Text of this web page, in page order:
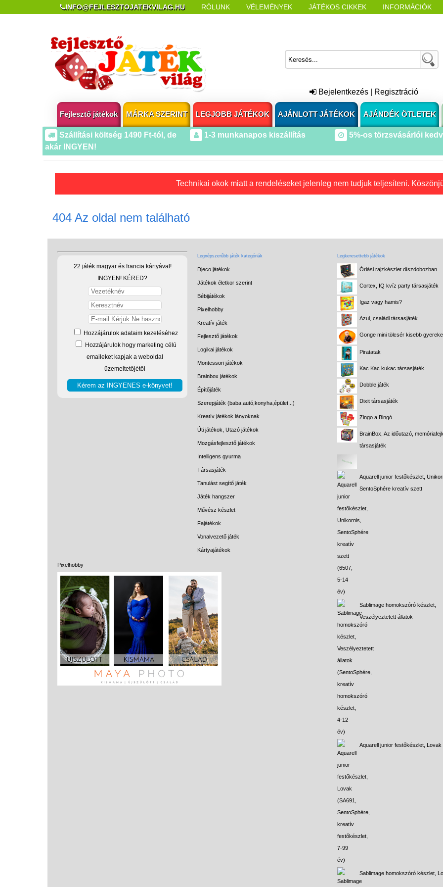
INFO@FEJLESZTOJATEKVILAG.HU RÓLUNK VÉLEMÉNYEK JÁTÉKOS CIKKEK INFORMÁCIÓK
Bejelentkezés Regisztráció
Fejlesztő játékok MÁRKA SZERINT LEGJOBB JÁTÉKOK AJÁNLOTT JÁTÉKOK AJÁNDÉK ÖTLETEK
Szállítási költség 1490 Ft-tól, de
akár INGYEN!
1-3 munkanapos kiszállítás 5%-os törzsvásárlói
Technikai okok miatt a rendeléseket jelenleg nem tudjuk teljesíteni.
404 Az oldal nem található
22 játék magyar és francia kártyával!
INGYEN! KÉRED?
Hozzájárulok adataim kezeléséhez
Hozzájárulok hogy marketing célú
emaileket kapjak a weboldal
üzemeltetőjétől
Pixelhobby
Legnépszerűbb játék kategóriák
Djeco játékok
Játékok életkor szerint
Bébijátékok
Pixelhobby
Kreatív játék
Fejlesztő játékok
Logikai játékok
Montessori játékok
Brainbox játékok
Építőjáték
Szerepjáték (baba,autó,konyha,épület,..)
Kreatív játékok lányoknak
Úti játékok, Utazó játékok
Mozgásfejlesztő játékok
Intelligens gyurma
Társasjáték
Tanulást segítő játék
Játék hangszer
Művész készlet
Fajátékok
Vonalvezető játék
Kártyajátékok
Legkeresettebb játékok
Óriási rajzkészlet díszdobozban
Cortex, IQ kvíz party társasjáték
Igaz vagy hamis?
Azul, családi társasjáték
Gonge mini tölcsér kisebb
Piratatak
Kac Kac kukac társasjáték
Dobble játék
Dixit társasjáték
Zingo a Bingó
BrainBox, Az időutazó,
társasjáték
Aquarell junior festőkészlet,
SentoSphére kreatív szett
Sablimage homokszóró készlet,
Veszélyeztetett állatok
Aquarell junior festőkészlet, Lovak
Sablimage homokszóró készlet,